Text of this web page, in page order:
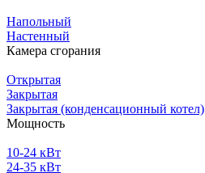
Напольный
Настенный
Камера сгорания
Открытая
Закрытая
Закрытая (конденсационный котел)
Мощность
10-24 кВт
24-35 кВт